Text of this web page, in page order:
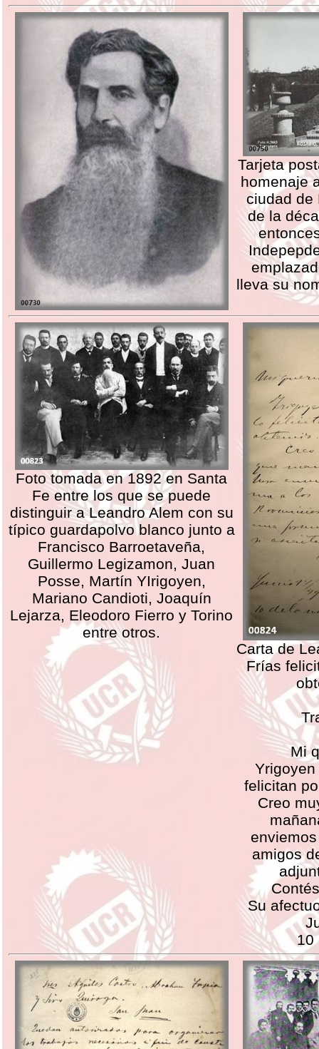
Tarjeta
homenaje
ciudad de
de la
lleva su
Foto tomada en 1892 en Santa
Fe entre los que se puede
distinguir a Leandro Alem con su
típico guardapolvo blanco junto a
Francisco Barroetaveña,
Guillermo Legizamon, Juan
Posse, Martín YIrigoyen,
Mariano Candioti, Joaquín
Lejarza, Eleodoro Fierro y Torino
entre otros.
Carta de
Frías
Mi
felicitan
Creo
amigos
Su
10